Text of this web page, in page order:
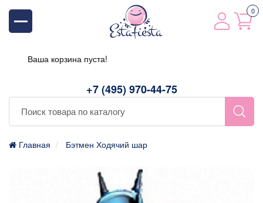
+7 (495) 970-44-75
0
Ваша корзина пуста!
Главная Бэтмен Ходячий шар